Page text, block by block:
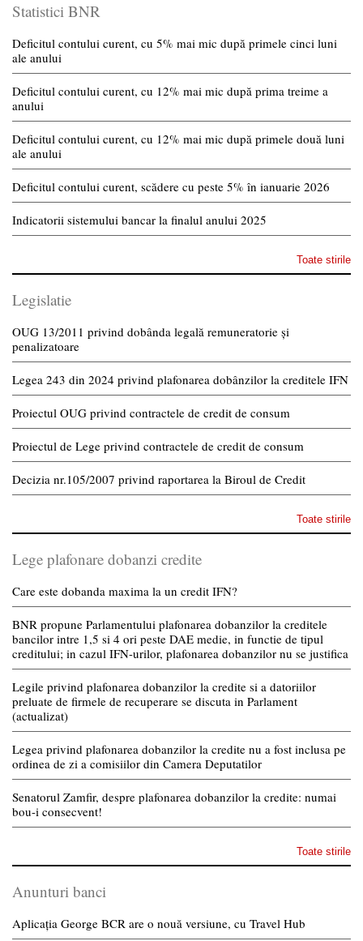
Statistici BNR
Deficitul contului curent, cu 5% mai mic după primele cinci luni
ale anului
Deficitul contului curent, cu 12% mai mic după prima treime a
anului
Deficitul contului curent, cu 12% mai mic după primele două luni
ale anului
Deficitul contului curent, scădere cu peste 5% în ianuarie 2026
Indicatorii sistemului bancar la finalul anului 2025
Toate stirile
Legislatie
OUG 13/2011 privind dobânda legală remuneratorie și
penalizatoare
Legea 243 din 2024 privind plafonarea dobânzilor la creditele IFN
Proiectul OUG privind contractele de credit de consum
Proiectul de Lege privind contractele de credit de consum
Decizia nr.105/2007 privind raportarea la Biroul de Credit
Toate stirile
Lege plafonare dobanzi credite
Care este dobanda maxima la un credit IFN?
BNR propune Parlamentului plafonarea dobanzilor la creditele
bancilor intre 1,5 si 4 ori peste DAE medie, in functie de tipul
creditului; in cazul IFN-urilor, plafonarea dobanzilor nu se justifica
Legile privind plafonarea dobanzilor la credite si a datoriilor
preluate de firmele de recuperare se discuta in Parlament
(actualizat)
Legea privind plafonarea dobanzilor la credite nu a fost inclusa pe
ordinea de zi a comisiilor din Camera Deputatilor
Senatorul Zamfir, despre plafonarea dobanzilor la credite: numai
bou-i consecvent!
Toate stirile
Anunturi banci
Aplicația George BCR are o nouă versiune, cu Travel Hub